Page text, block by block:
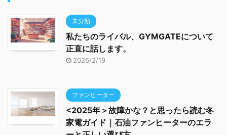
未分類
私たちのライバル、GYMGATEについて
正直に話します。
2026/2/19
ファンヒーター
<2025年＞故障かな？と思ったら読む冬
家電ガイド｜石油ファンヒーターのエラ